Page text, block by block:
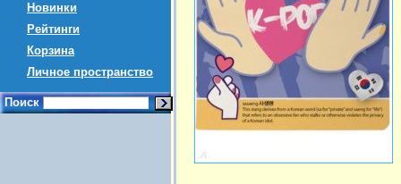
Новинки
Рейтинги
Корзина
Личное пространство
Поиск